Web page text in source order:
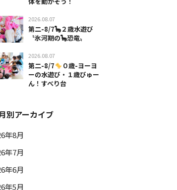
2026.08.07
第二-8/7🦕２歳水遊び
〝氷河期の🦕恐竜〟
2026.08.07
第二-8/7
０歳-ヨーヨ
ーの水遊び・１歳びゅー
ん！すべり台
別アーカイブ
年8月
年7月
年6月
年5月